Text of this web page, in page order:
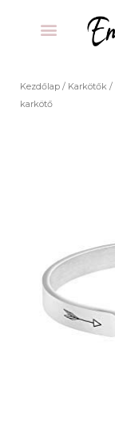
Kezdőlap / Karkötők /
karkötő